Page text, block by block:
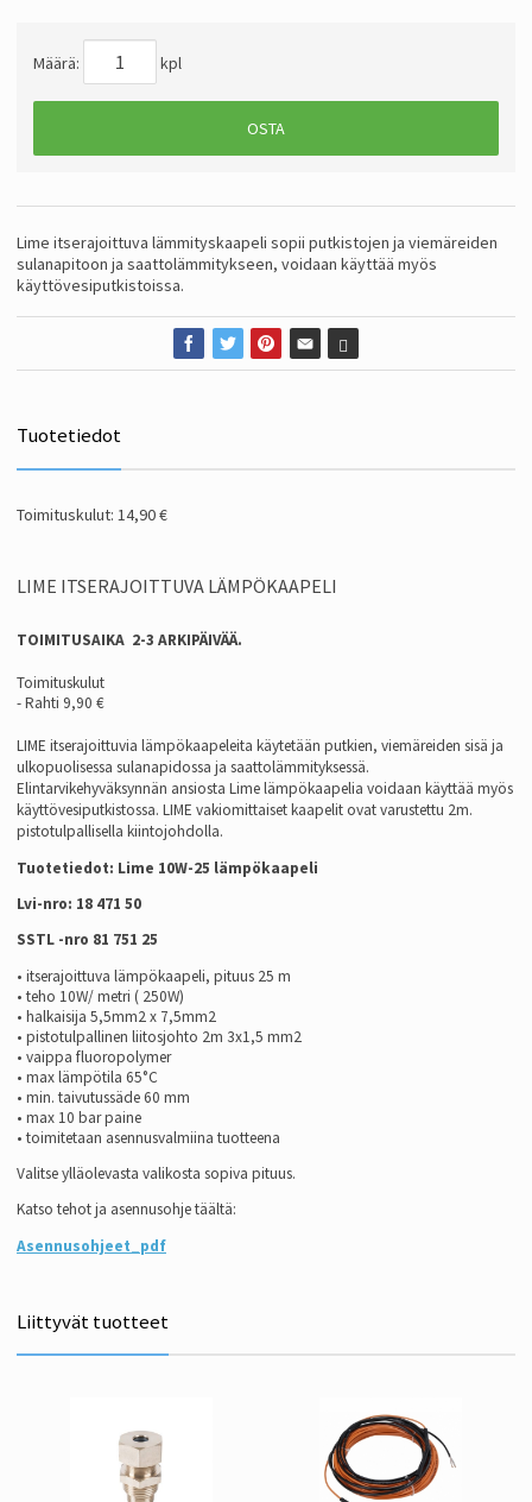
Määrä: kpl
OSTA
Lime itserajoittuva lämmityskaapeli sopii putkistojen ja viemäreiden
sulanapitoon ja saattolämmitykseen, voidaan käyttää myös
käyttövesiputkistoissa.
Tuotetiedot
Toimituskulut: 14,90 €
LIME ITSERAJOITTUVA LÄMPÖKAAPELI
TOIMITUSAIKA 2-3 ARKIPÄIVÄÄ.
Toimituskulut
- Rahti 9,90 €
LIME itserajoittuvia lämpökaapeleita käytetään putkien, viemäreiden sisä ja
ulkopuolisessa sulanapidossa ja saattolämmityksessä.
Elintarvikehyväksynnän ansiosta Lime lämpökaapelia voidaan käyttää myös
käyttövesiputkistossa. LIME vakiomittaiset kaapelit ovat varustettu 2m.
pistotulpallisella kiintojohdolla.
Tuotetiedot: Lime 10W-25 lämpökaapeli
Lvi-nro: 18 471 50
SSTL -nro 81 751 25
• itserajoittuva lämpökaapeli, pituus 25 m
• teho 10W/ metri ( 250W)
• halkaisija 5,5mm2 x 7,5mm2
• pistotulpallinen liitosjohto 2m 3x1,5 mm2
• vaippa fluoropolymer
• max lämpötila 65°C
• min. taivutussäde 60 mm
• max 10 bar paine
• toimitetaan asennusvalmiina tuotteena
Valitse ylläolevasta valikosta sopiva pituus.
Katso tehot ja asennusohje täältä:
Asennusohjeet_pdf
Liittyvät tuotteet